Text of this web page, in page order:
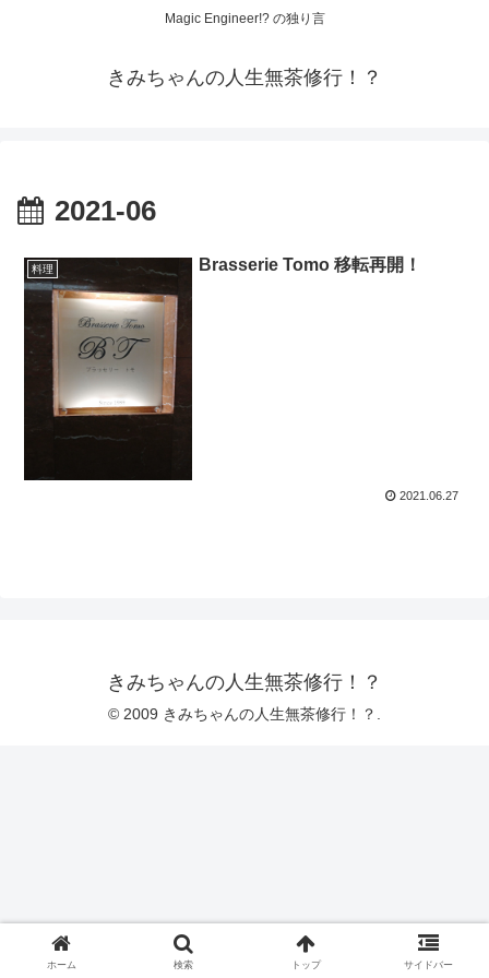
Magic Engineer!? の独り言
きみちゃんの人生無茶修行！？
2021-06
料理 Brasserie Tomo 移転再開！
2021.06.27
きみちゃんの人生無茶修行！？
© 2009 きみちゃんの人生無茶修行！？.
ホーム 検索 トップ サイドバー